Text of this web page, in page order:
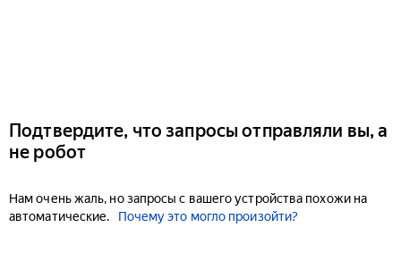
Подтвердите, что запросы отправляли вы, а
не робот
Нам очень жаль, но запросы с вашего устройства похожи на
автоматические.
Почему это могло произойти?